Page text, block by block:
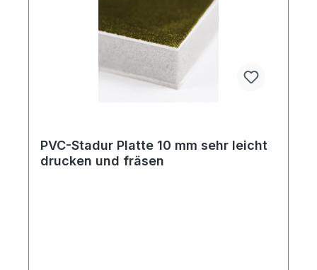
PVC-Stadur Platte 10 mm sehr leicht
drucken und fräsen